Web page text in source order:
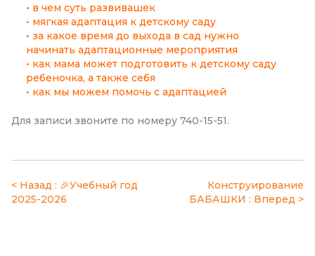
• в чем суть развивашек
• мягкая адаптация к детскому саду
• за какое время до выхода в сад нужно
начинать адаптационные мероприятия
• как мама может подготовить к детскому саду
ребеночка, а также себя
• как мы можем помочь с адаптацией
Для записи звоните по номеру 740-15-51.
Навигация
🎉Учебный год
2025-2026
Конструирование
БАБАШКИ